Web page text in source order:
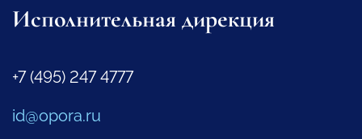
Исполнительная дирекция
+7 (495) 247 4777
id@opora.ru